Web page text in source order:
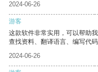
2024-06-26
游客
这款软件非常实用，可以帮助
查找资料、翻译语言、编写代码
2024-06-26